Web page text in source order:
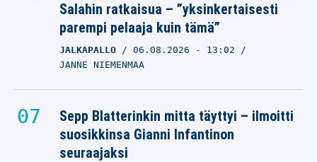
Salahin ratkaisua – ”yksinkertaisesti
parempi pelaaja kuin tämä”
JALKAPALLO 06.08.2026 - 13:02
JANNE NIEMENMAA
Sepp Blatterinkin mitta täyttyi – ilmoitti
suosikkinsa Gianni Infantinon
seuraajaksi